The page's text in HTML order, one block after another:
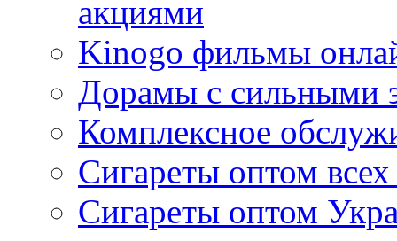
акциями
Kinogo фильмы
Дорамы с сильными
Комплексное
Сигареты оптом
Сигареты оптом